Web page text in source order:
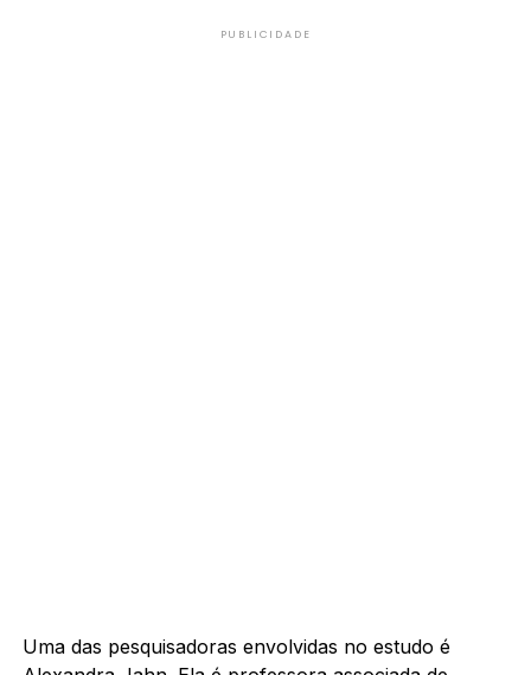
PUBLICIDADE
Uma das pesquisadoras envolvidas no estudo é